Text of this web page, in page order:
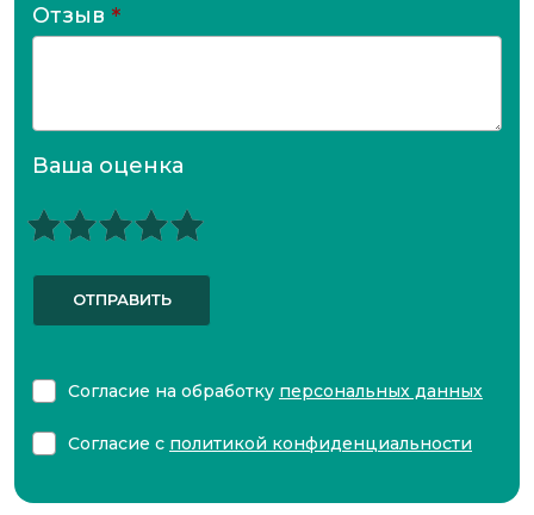
Отзыв *
Ваша оценка
ОТПРАВИТЬ
Согласие на обработку персональных данных
Согласие с политикой конфиденциальности